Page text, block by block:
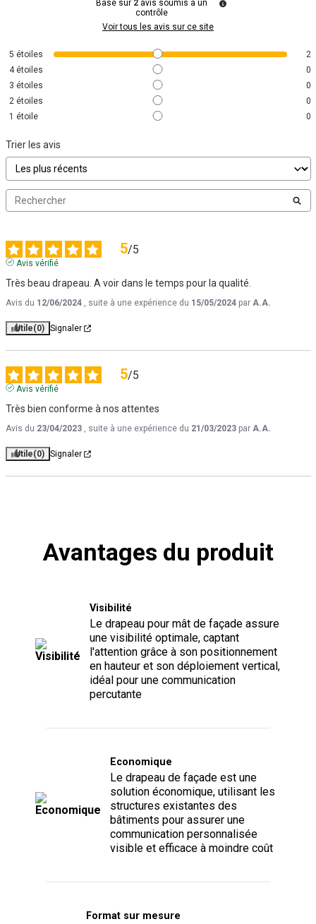
Basé sur 2 avis soumis à un
contrôle
Voir tous les avis sur ce site
5 étoiles
2
4 étoiles
0
3 étoiles
0
2 étoiles
0
1 étoile 0
Trier les avis
5/5
Avis vérifié
Très beau drapeau. A voir dans le temps pour la qualité.
Avis du 12/06/2024 , suite à une expérience du 15/05/2024 par A.A.
Utile(0) Signaler
5/5
Avis vérifié
Très bien conforme à nos attentes
Avis du 23/04/2023 , suite à une expérience du 21/03/2023 par A.A.
Utile(0) Signaler
Avantages du produit
Visibilité
Le drapeau pour mât de façade assure
une visibilité optimale, captant
l'attention grâce à son positionnement
en hauteur et son déploiement vertical,
idéal pour une communication
percutante
Economique
Le drapeau de façade est une
solution économique, utilisant les
structures existantes des
bâtiments pour assurer une
communication personnalisée
visible et efficace à moindre coût
Format sur mesure